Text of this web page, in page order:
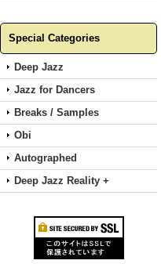
Special Categories
Deep Jazz
Jazz for Dancers
Breaks / Samples
Obi
Autographed
Deep Jazz Reality +